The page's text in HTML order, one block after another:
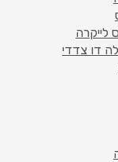
לייקרה
דו צדדי